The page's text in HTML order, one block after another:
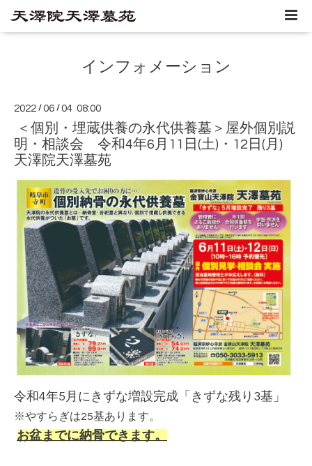
インフォメーション
2022 /06 /04 08:00
＜個別・埋蔵供養の永代供養墓＞屋外個別説
明・相談会 令和4年6月11日(土)・12日(月)
天澤院天澤墓苑
令和4年5月にきずな増設完成「きずな残り3基」
※やすらぎは25基あります。
お盆までに納骨できます。